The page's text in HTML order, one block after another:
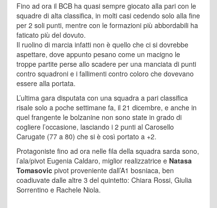
Fino ad ora il BCB ha quasi sempre giocato alla pari con le
squadre di alta classifica, in molti casi cedendo solo alla fine
per 2 soli punti, mentre con le formazioni più abbordabili ha
faticato più del dovuto.
Il ruolino di marcia infatti non è quello che ci si dovrebbe
aspettare, dove appunto pesano come un macigno le
troppe partite perse allo scadere per una manciata di punti
contro squadroni e i fallimenti contro coloro che dovevano
essere alla portata.
L’ultima gara disputata con una squadra a pari classifica
risale solo a poche settimane fa, il 21 dicembre, e anche in
quel frangente le bolzanine non sono state in grado di
cogliere l’occasione, lasciando i 2 punti al Carosello
Carugate (77 a 80) che si è così portato a +2.
Protagoniste fino ad ora nelle fila della squadra sarda sono,
l’ala/pivot Eugenia Caldaro, miglior realizzatrice e Natasa
Tomasovic pivot proveniente dall’A1 bosniaca, ben
coadiuvate dalle altre 3 del quintetto: Chiara Rossi, Giulia
Sorrentino e Rachele Niola.